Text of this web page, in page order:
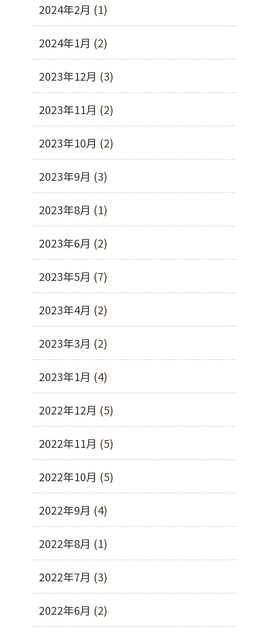
2024年2月 (1)
2024年1月 (2)
2023年12月 (3)
2023年11月 (2)
2023年10月 (2)
2023年9月 (3)
2023年8月 (1)
2023年6月 (2)
2023年5月 (7)
2023年4月 (2)
2023年3月 (2)
2023年1月 (4)
2022年12月 (5)
2022年11月 (5)
2022年10月 (5)
2022年9月 (4)
2022年8月 (1)
2022年7月 (3)
2022年6月 (2)